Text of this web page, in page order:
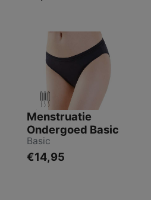
Menstruatie
Ondergoed Basic
Basic
€14,95